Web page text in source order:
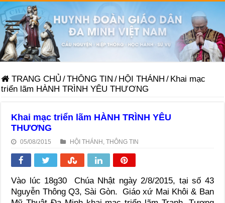
TRANG CHỦ /THÔNG TIN / HỘI THÁNH / Khai mạc
triển lãm HÀNH TRÌNH YÊU THƯƠNG
Khai mạc triển lãm HÀNH TRÌNH YÊU
THƯƠNG
05/08/2015 HỘI THÁNH ,THÔNG TIN
Vào lúc 18g30 Chúa Nhật ngày 2/8/2015, tại số 43
Nguyễn Thông Q3, Sài Gòn. Giáo xứ Mai Khôi & Ban